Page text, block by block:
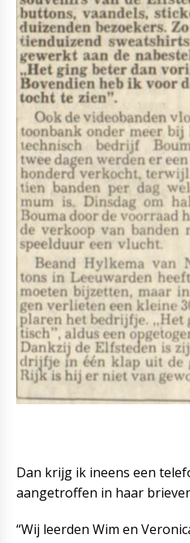
Dan krijg ik ineens een
aangetroffen in haar
“Wij leerden Wim en